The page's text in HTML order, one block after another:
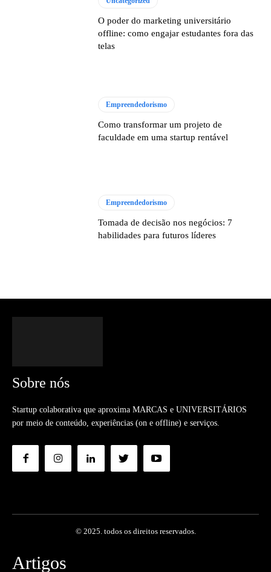
O poder do marketing universitário
offline: como engajar estudantes fora das
telas
Empreendedorismo
Como transformar um projeto de
faculdade em uma startup rentável
Empreendedorismo
Tomada de decisão nos negócios: 7
habilidades para futuros líderes
Sobre nós
Startup colaborativa que aproxima MARCAS e UNIVERSITÁRIOS
por meio de conteúdo, experiências (on e offline) e serviços.
© 2025. todos os direitos reservados.
Artigos